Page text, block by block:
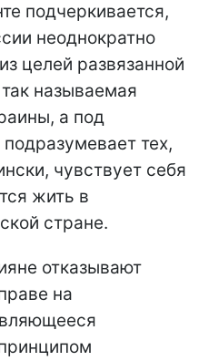
подчеркивается,
неоднократно
целей развязанной
называемая
а под
тех,
чувствует себя
жить в
стране.
отказывают
на